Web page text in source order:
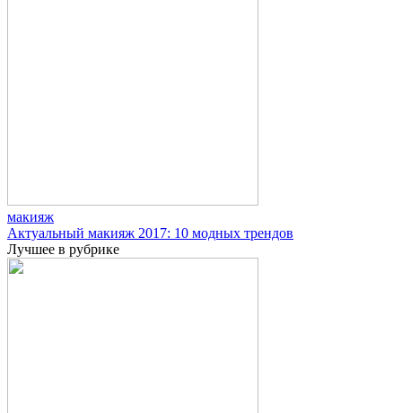
макияж
Актуальный макияж 2017: 10 модных трендов
Лучшее в рубрике